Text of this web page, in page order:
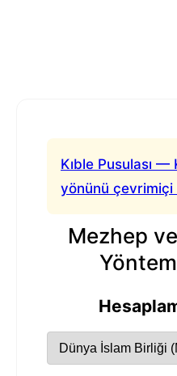
Kıble Pusulası —
yönünü çevrimiçi
Mezhep